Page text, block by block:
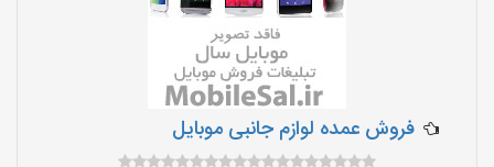
فروش عمده لوازم جانبی موبایل